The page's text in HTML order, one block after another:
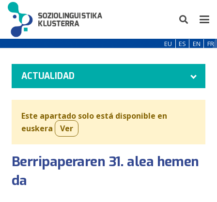
EU ES EN FR
ACTUALIDAD
Este apartado solo está disponible en
euskera
Ver
Berripaperaren 31. alea hemen
da